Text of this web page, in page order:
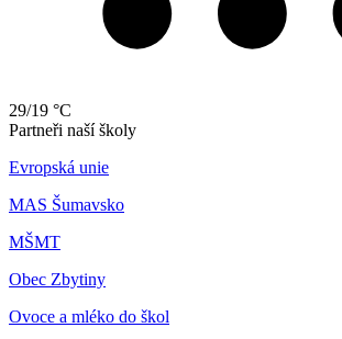
29/19 °C
Partneři naší školy
Evropská unie
MAS Šumavsko
MŠMT
Obec Zbytiny
Ovoce a mléko do škol